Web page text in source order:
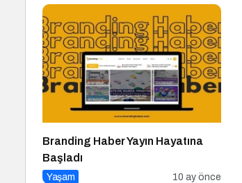
Branding Haber Yayın Hayatına
Başladı
Yaşam 10 ay önce